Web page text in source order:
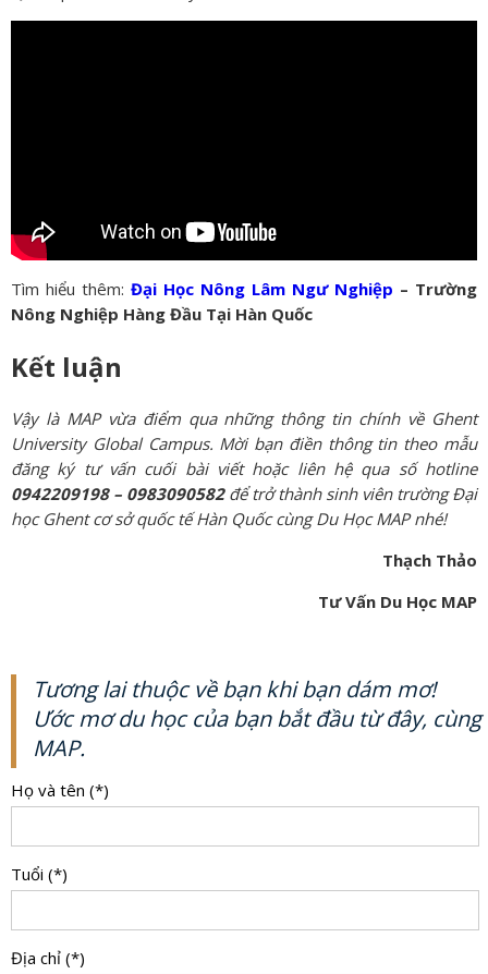
Tìm hiểu thêm: Đại Học Nông Lâm Ngư Nghiệp – Trường
Nông Nghiệp Hàng Đầu Tại Hàn Quốc
Kết luận
Vậy là MAP vừa điểm qua những thông tin chính về Ghent
University Global Campus. Mời bạn điền thông tin theo mẫu
đăng ký tư vấn cuối bài viết hoặc liên hệ qua số hotline
0942209198 – 0983090582để trở thành sinh viên trường Đại
học Ghent cơ sở quốc tế Hàn Quốc cùng Du Học MAP nhé!
Thạch Thảo
Tư Vấn Du Học MAP
Tương lai thuộc về bạn khi bạn dám mơ!
Ước mơ du học của bạn bắt đầu từ đây, cùng
MAP.
Họ và tên (*)
Tuổi (*)
Địa chỉ (*)